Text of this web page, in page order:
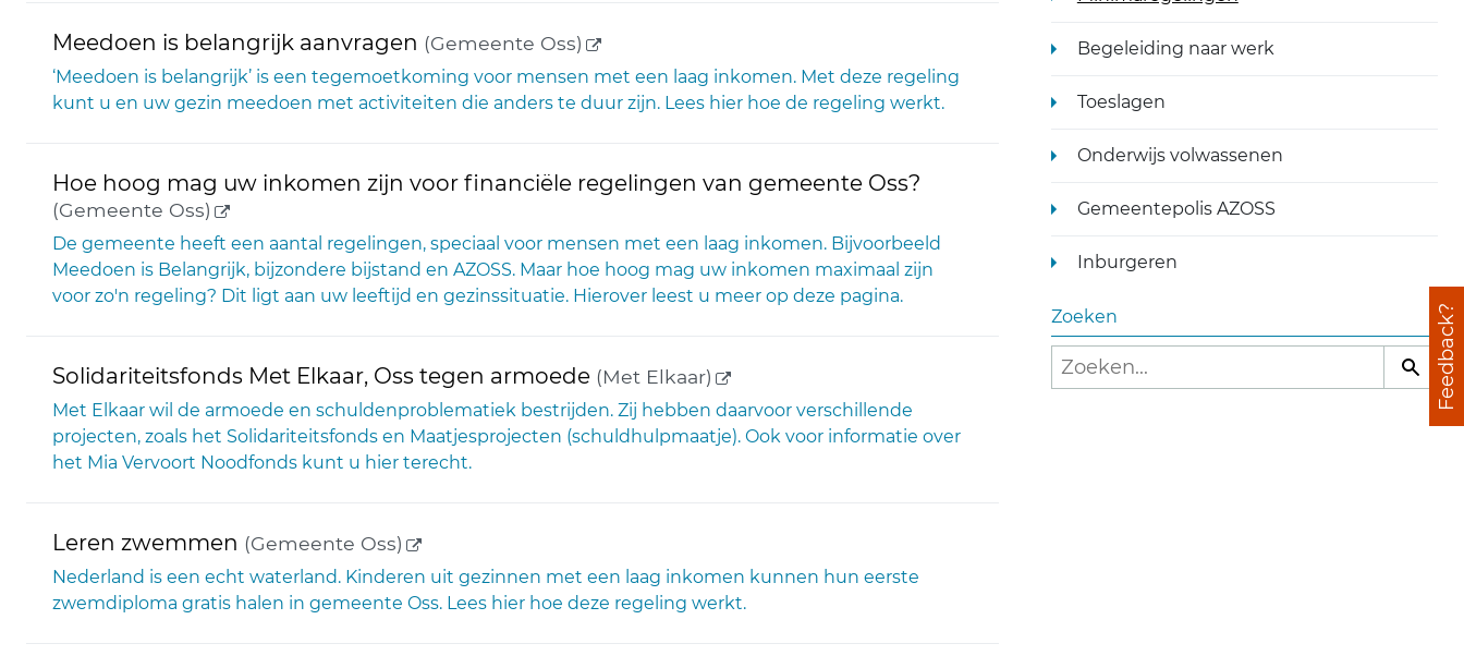
Meedoen is belangrijk aanvragen (Gemeente Oss) (externe link)
‘Meedoen is belangrijk’ is een tegemoetkoming voor mensen met een laag inkomen. Met deze regeling
kunt u en uw gezin meedoen met activiteiten die anders te duur zijn. Lees hier hoe de regeling werkt.
Hoe hoog mag uw inkomen zijn voor financiële regelingen van gemeente Oss?
(Gemeente Oss) (externe link)
De gemeente heeft een aantal regelingen, speciaal voor mensen met een laag inkomen. Bijvoorbeeld
Meedoen is Belangrijk, bijzondere bijstand en AZOSS. Maar hoe hoog mag uw inkomen maximaal zijn
voor zo'n regeling? Dit ligt aan uw leeftijd en gezinssituatie. Hierover leest u meer op deze pagina.
Solidariteitsfonds Met Elkaar, Oss tegen armoede (Met Elkaar) (externe link)
Met Elkaar wil de armoede en schuldenproblematiek bestrijden. Zij hebben daarvoor verschillende
projecten, zoals het Solidariteitsfonds en Maatjesprojecten (schuldhulpmaatje). Ook voor informatie over
het Mia Vervoort Noodfonds kunt u hier terecht.
Leren zwemmen (Gemeente Oss) (externe link)
Nederland is een echt waterland. Kinderen uit gezinnen met een laag inkomen kunnen hun eerste
zwemdiploma gratis halen in gemeente Oss. Lees hier hoe deze regeling werkt.
Begeleiding naar werk
Toeslagen
Onderwijs volwassenen
Gemeentepolis AZOSS
Inburgeren
Zoeken Feedback?